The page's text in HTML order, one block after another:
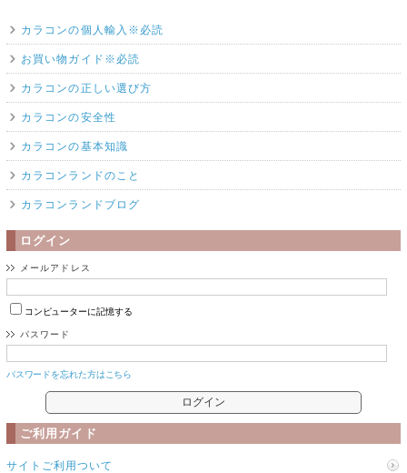
カラコンの個人輸入※必読
お買い物ガイド※必読
カラコンの正しい選び方
カラコンの安全性
カラコンの基本知識
カラコンランドのこと
カラコンランドブログ
ログイン
メールアドレス
コンピューターに記憶する
パスワード
パスワードを忘れた方はこちら
ご利用ガイド
サイトご利用ついて